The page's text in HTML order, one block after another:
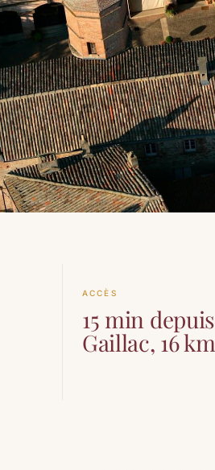
ACCÈS
15 min depuis
Gaillac, 16 km